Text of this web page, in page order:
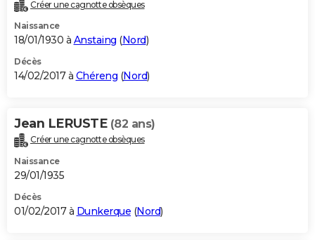
Créer une cagnotte obsèques
Naissance
18/01/1930 à Anstaing (Nord)
Décès
14/02/2017 à Chéreng (Nord)
Jean LERUSTE (82 ans)
Créer une cagnotte obsèques
Naissance
29/01/1935
Décès
01/02/2017 à Dunkerque (Nord)